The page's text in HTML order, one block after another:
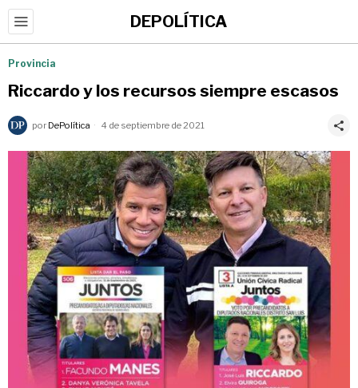
DEPOLÍTICA
Provincia
Riccardo y los recursos siempre escasos
por DePolítica 4 de septiembre de 2021